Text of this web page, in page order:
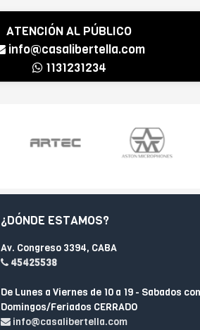
ATENCIÓN AL PÚBLICO
info@casalibertella.com
1131231234
¿DÓNDE ESTAMOS?
Av. Congreso 3394, CABA
45425538
De Lunes a Viernes de 10 a 19 - Sabados
Domingos/Feriados CERRADO
info@casalibertella.com